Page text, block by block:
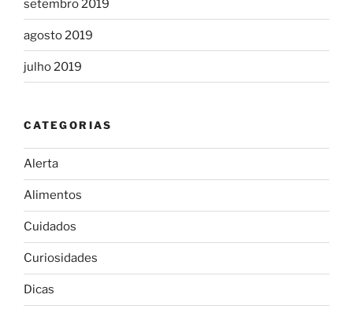
setembro 2019
agosto 2019
julho 2019
CATEGORIAS
Alerta
Alimentos
Cuidados
Curiosidades
Dicas